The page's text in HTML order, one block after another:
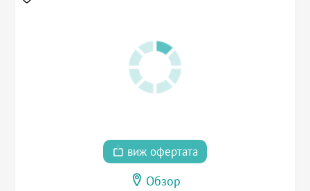
виж офертата
Обзор